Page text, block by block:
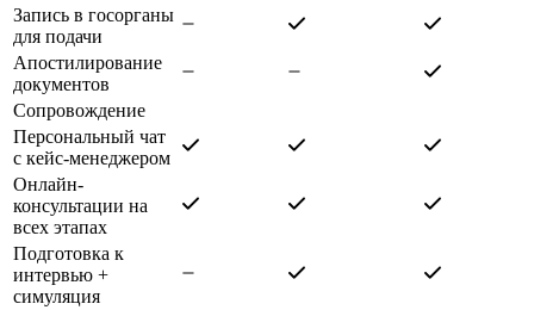
Запись в госорганы
для подачи
Апостилирование
документов
Сопровождение
Персональный чат
с кейс-менеджером
Онлайн-
консультации на
всех этапах
Подготовка к
интервью +
симуляция